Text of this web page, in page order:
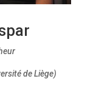
de Liège)